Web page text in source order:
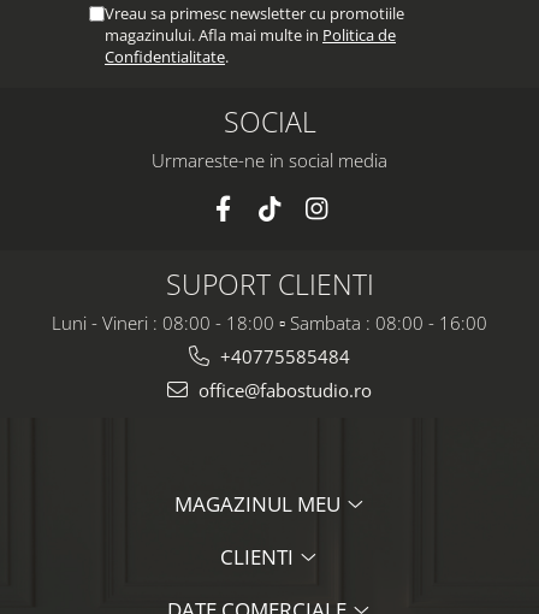
Vreau sa primesc newsletter cu promotiile
magazinului. Afla mai multe in Politica de
Confidentialitate.
SOCIAL
Urmareste-ne in social media
SUPORT CLIENTI
Luni - Vineri : 08:00 - 18:00 ▫️ Sambata : 08:00 - 16:00
+40775585484
office@fabostudio.ro
MAGAZINUL MEU
CLIENTI